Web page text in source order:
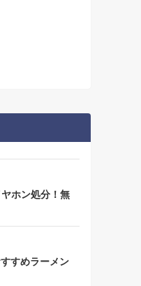
ホン処分！無
すめラーメン